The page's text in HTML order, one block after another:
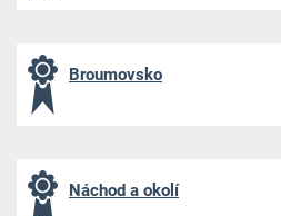
Broumovsko
Náchod a okolí